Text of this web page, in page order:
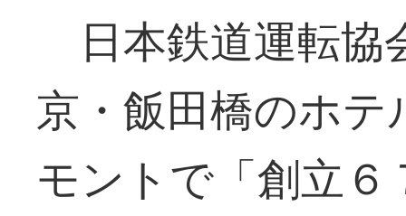
日本鉄道運転協
京・飯田橋のホ
モントで「創立